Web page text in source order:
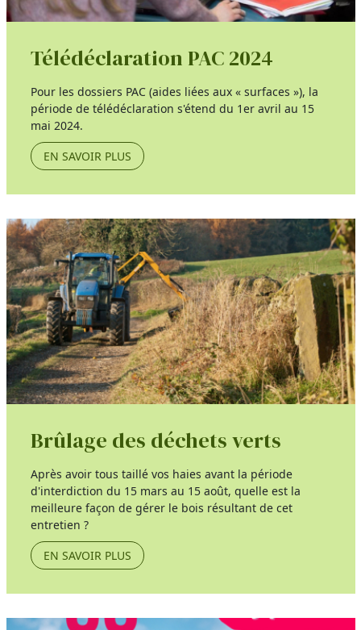
Télédéclaration PAC 2024
Pour les dossiers PAC (aides liées aux « surfaces »), la
période de télédéclaration s'étend du 1er avril au 15
mai 2024.
EN SAVOIR PLUS
Brûlage des déchets verts
Après avoir tous taillé vos haies avant la période
d'interdiction du 15 mars au 15 août, quelle est la
meilleure façon de gérer le bois résultant de cet
entretien ?
EN SAVOIR PLUS